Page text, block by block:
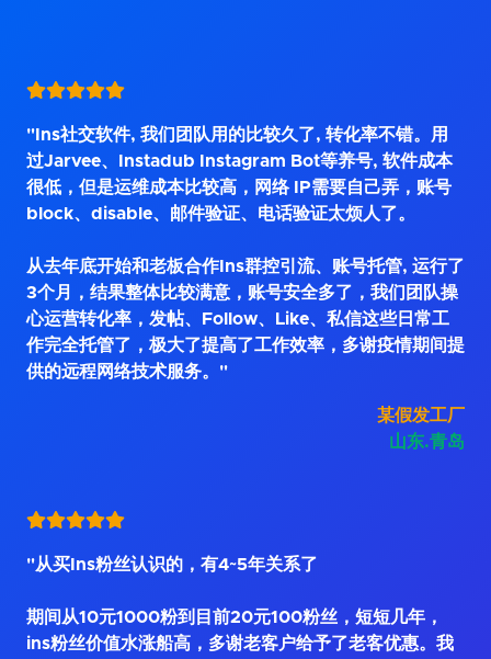
"Ins社交软件, 我们团队用的比较久了, 转化率不错。用
过Jarvee、Instadub Instagram Bot等养号, 软件成本
很低，但是运维成本比较高，网络 IP需要自己弄，账号
block、disable、邮件验证、电话验证太烦人了。
从去年底开始和老板合作Ins群控引流、账号托管, 运行了
3个月，结果整体比较满意，账号安全多了，我们团队操
心运营转化率，发帖、Follow、Like、私信这些日常工
作完全托管了，极大了提高了工作效率，多谢疫情期间提
供的远程网络技术服务。"
某假发工厂
山东.青岛
"从买Ins粉丝认识的，有4~5年关系了
期间从10元1000粉到目前20元100粉丝，短短几年，
ins粉丝价值水涨船高，多谢老客户给予了老客优惠。我